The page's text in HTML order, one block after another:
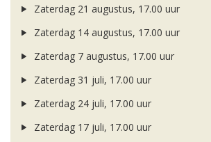
Zaterdag 21 augustus, 17.00 uur
Zaterdag 14 augustus, 17.00 uur
Zaterdag 7 augustus, 17.00 uur
Zaterdag 31 juli, 17.00 uur
Zaterdag 24 juli, 17.00 uur
Zaterdag 17 juli, 17.00 uur